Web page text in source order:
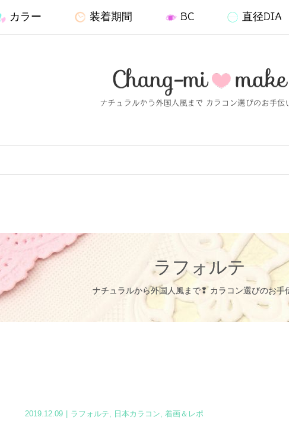
カラー 装着期間 BC 直径DIA
ラフォルテ
ナチュラルから外国人風まで❢ カラコン選びのお手
2019.12.09 ラフォルテ, 日本カラコン,着画＆レポ